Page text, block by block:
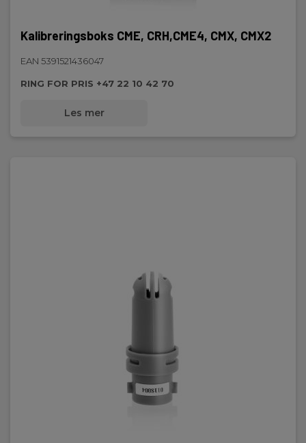
Kalibreringsboks CME, CRH,CME4, CMX, CMX2
EAN 5391521436047
RING FOR PRIS +47 22 10 42 70
Les mer